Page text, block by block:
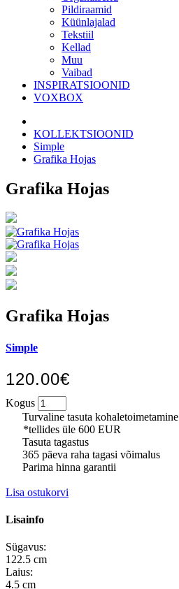
Pildiraamid
Küünlajalad
Tekstiil
Kellad
Muu
Vaibad
INSPIRATSIOONID
VOXBOX
KOLLEKTSIOONID
Simple
Grafika Hojas
Grafika Hojas
Grafika Hojas
Simple
120.00€
Kogus
Turvaline tasuta kohaletoimetamine
*tellides üle 600 EUR
Tasuta tagastus
365 päeva raha tagasi võimalus
Parima hinna garantii
Lisa ostukorvi
Lisainfo
Sügavus:
122.5 cm
Laius:
4.5 cm